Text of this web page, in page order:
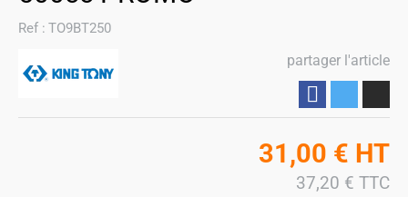
Ref : TO9BT250
partager l'article
31,00 € HT
37,20 € TTC